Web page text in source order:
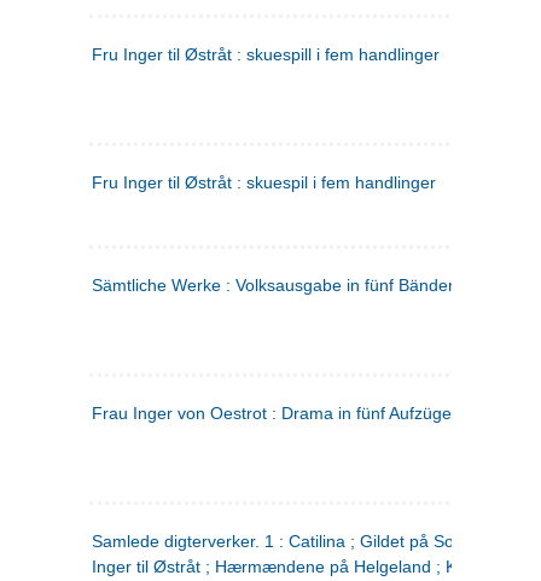
Fru Inger til Østråt : skuespill i fem handlinger
Fru Inger til Østråt : skuespil i fem handlinger
Sämtliche Werke : Volksausgabe in fünf Bänden
Frau Inger von Oestrot : Drama in fünf Aufzügen
Samlede digterverker. 1 : Catilina ; Gildet på Solhaug ; Fru
Inger til Østråt ; Hærmændene på Helgeland ;